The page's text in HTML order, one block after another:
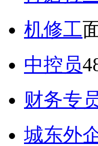
机修工
中控员
财务专
城东外